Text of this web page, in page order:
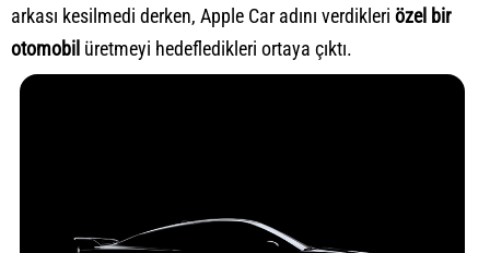
arkası kesilmedi derken, Apple Car adını verdikleri özel bir
otomobil üretmeyi hedefledikleri ortaya çıktı.